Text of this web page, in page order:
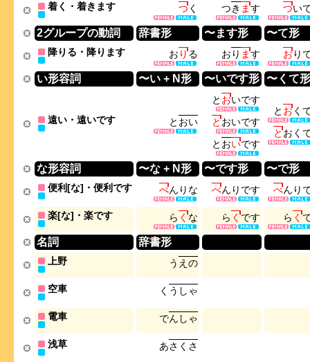
着く・着きます つく つき ます つい
2グループの動詞 辞書形 〜ます形 〜て形
降りる・降ります お りる お り ます おり
い形容詞 〜い + N形 〜いです形 〜くて形
遠い・遠いです と おい
と おいです
とおいです
と おいです
と おく
とお く
な形容詞 〜な + N形 〜です形 〜で形
便利[な]・便利です べん り な べん り です べん り
楽[な]・楽です ら くな ら くです ら く
名詞 辞書形
上野 う え の
空車 く う し ゃ
電車 でん し ゃ
浅草 あさ く さ